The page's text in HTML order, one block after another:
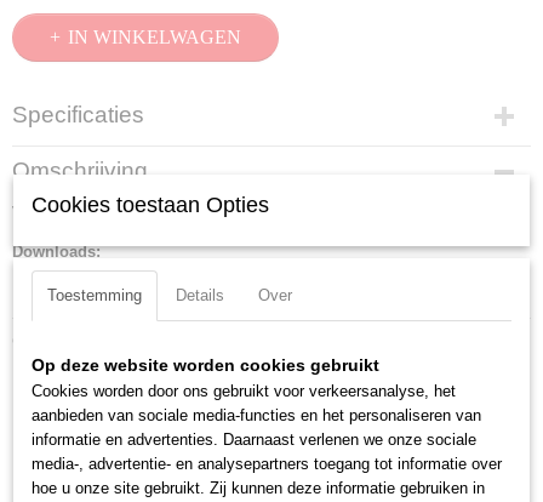
IN WINKELWAGEN
Specificaties
Productcode
EAN code
Productcode leverancier
95 39 08
Afmetingen (l,b,h)
Omschrijving
Veer
Downloads:
Datasheet specificaties
Cookies toestaan Opties
Toestemming Details Over
Op deze website worden cookies gebruikt
Cookies worden door ons gebruikt voor verkeersanalyse, het
aanbieden van sociale media-functies en het personaliseren van
informatie en advertenties. Daarnaast verlenen we onze sociale
media-, advertentie- en analysepartners toegang tot informatie over
hoe u onze site gebruikt. Zij kunnen deze informatie gebruiken in